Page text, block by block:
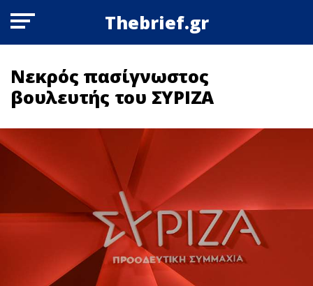
Thebrief.gr
Νεκρός πασίγνωστος
βουλευτής του ΣΥΡΙΖΑ